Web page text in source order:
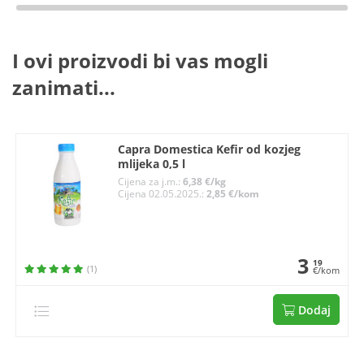
I ovi proizvodi bi vas mogli
zanimati...
Capra Domestica Kefir od kozjeg
mlijeka 0,5 l
Cijena za j.m.:6,38 €/kg
Cijena 02.05.2025.:2,85 €/kom
(1) 3 19
€/kom
Dodaj